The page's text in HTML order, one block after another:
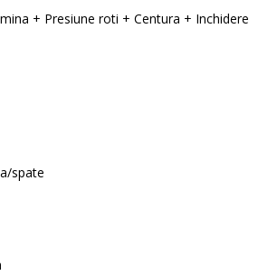
+ Presiune roti + Centura + Inchidere
spate